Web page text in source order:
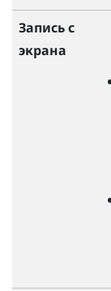
Запись с
экрана